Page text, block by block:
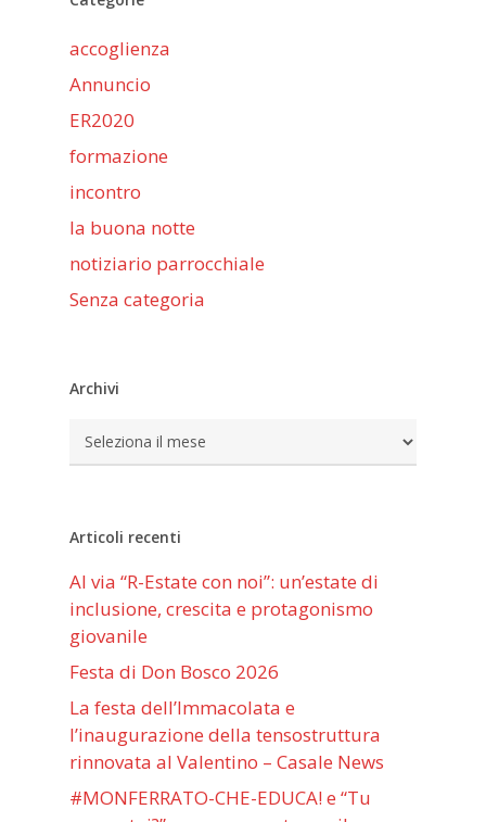
accoglienza
Annuncio
ER2020
formazione
incontro
la buona notte
notiziario parrocchiale
Senza categoria
Archivi
Archivi
Articoli recenti
Al via “R-Estate con noi”: un’estate di
inclusione, crescita e protagonismo
giovanile
Festa di Don Bosco 2026
La festa dell’Immacolata e
l’inaugurazione della tensostruttura
rinnovata al Valentino – Casale News
#MONFERRATO-CHE-EDUCA! e “Tu